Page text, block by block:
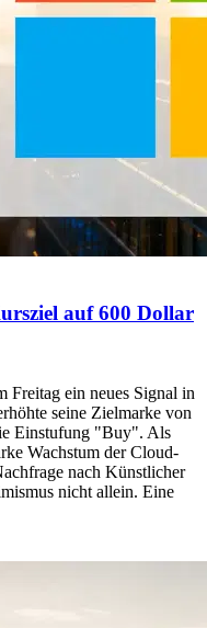
auf 600 Dollar
Freitag ein neues Signal in
seine Zielmarke von
Einstufung "Buy". Als
Wachstum der Cloud-
nach Künstlicher
nicht allein. Eine